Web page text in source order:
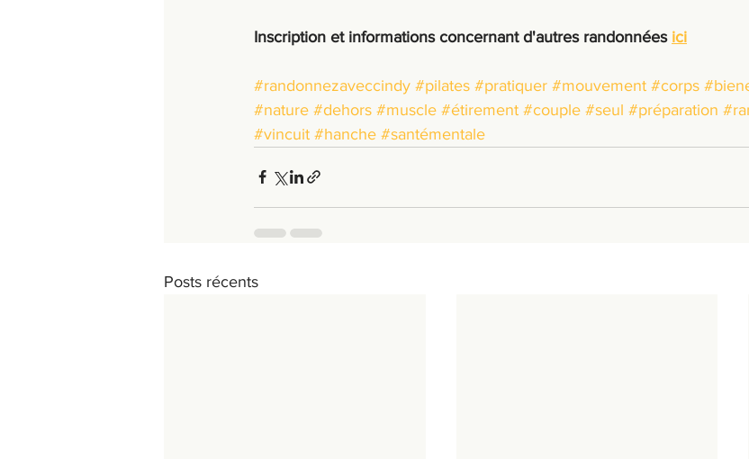
Inscription et informations concernant d'autres randonnées ici
#randonnezaveccindy #pilates #pratiquer #mouvement #corps
#nature #dehors #muscle #étirement #couple #seul #préparation
#vincuit #hanche #santémentale
Posts récents